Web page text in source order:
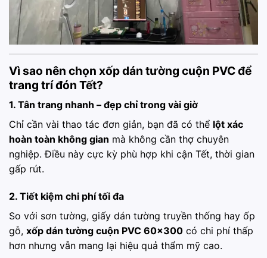
Vì sao nên chọn xốp dán tường cuộn PVC để
trang trí đón Tết?
1. Tân trang nhanh – đẹp chỉ trong vài giờ
Chỉ cần vài thao tác đơn giản, bạn đã có thể lột xác
hoàn toàn không gian mà không cần thợ chuyên
nghiệp. Điều này cực kỳ phù hợp khi cận Tết, thời gian
gấp rút.
2. Tiết kiệm chi phí tối đa
So với sơn tường, giấy dán tường truyền thống hay ốp
gỗ, xốp dán tường cuộn PVC 60×300 có chi phí thấp
hơn nhưng vẫn mang lại hiệu quả thẩm mỹ cao.